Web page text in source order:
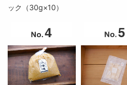
ック（30g×10）